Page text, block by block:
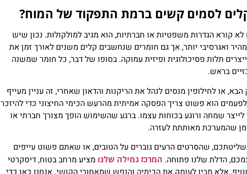
לסמים קשים ברמת התפקוד של המוח?
קורא הגדרות משפטיות או חברתיות, הוא מגיב למולקולות. נכון שיש
ואגרסיבי יותר, אך גם חומרים שנחשבים קלים משנים לאורך זמן את
תלות פסיכולוגית ופיזית עמוקה. בסופו של דבר, כל חומר שמשנה
בראש.
או לחילופין מנסים לנהל את הריקנות והדאון שאחרי, זה עניין מעייף
הוא פשוט צריך הפסקה אמיתית מהרעש הכימי החיצוני כדי להיזכר
שמחה ורוגע בכוחות עצמו. ברגע שהשימוש הופך מצורך חברתי או
שהמערכת מאותתת לעזרה.
שהסרטים הרעים גוברים על הטובים, או שאתם פשוט עייפים
הדלת שלנו פתוחה. המרכז גמילה שלנו מציע מרחב בטוח, דיסקרטי